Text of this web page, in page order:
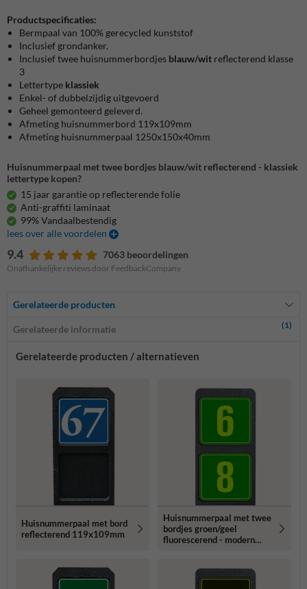
Productspecificaties:
Bermpaal van 100% gerecycled kunststof
Inclusief grondanker.
Inclusief twee huisnummerbordjes blauw/wit reflecterend klasse
3
Lettertype klassiek
Enkel- of dubbelzijdig uitgevoerd
Geheel gemonteerd geleverd.
Afmeting huisnummerbord 119x109mm
Afmeting huisnummerpaal 1250x150x40mm
Huisnummerpaal met twee bordjes blauw/wit reflecterend - klassiek
lettertype kopen?
15 jaar garantie op reflecterende folie
Anti-graffiti laminaat
99% Vandaalbestendig
lees over alle voordelen
9.4 7063 beoordelingen
Onafhankelijke reviews door FeedbackCompany
Gerelateerde producten
Gerelateerde informatie (1)
Gerelateerde producten / alternatieven
Huisnummerpaal met bord
reflecterend 119x109mm
Huisnummerpaal met twee
bordjes groen/geel
fluorescerend - modern